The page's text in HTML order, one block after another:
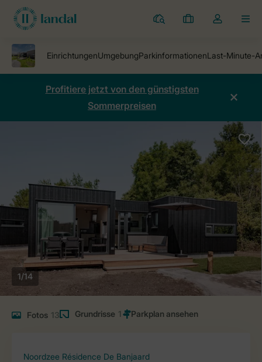
Ferienparks
Meine
Dropdown-
öffnen
Profitiere jetzt von den günstigsten
Sommerpreisen
1/14
Fotos 13 Grundrisse 1
Noordzee Résidence De Banjaard